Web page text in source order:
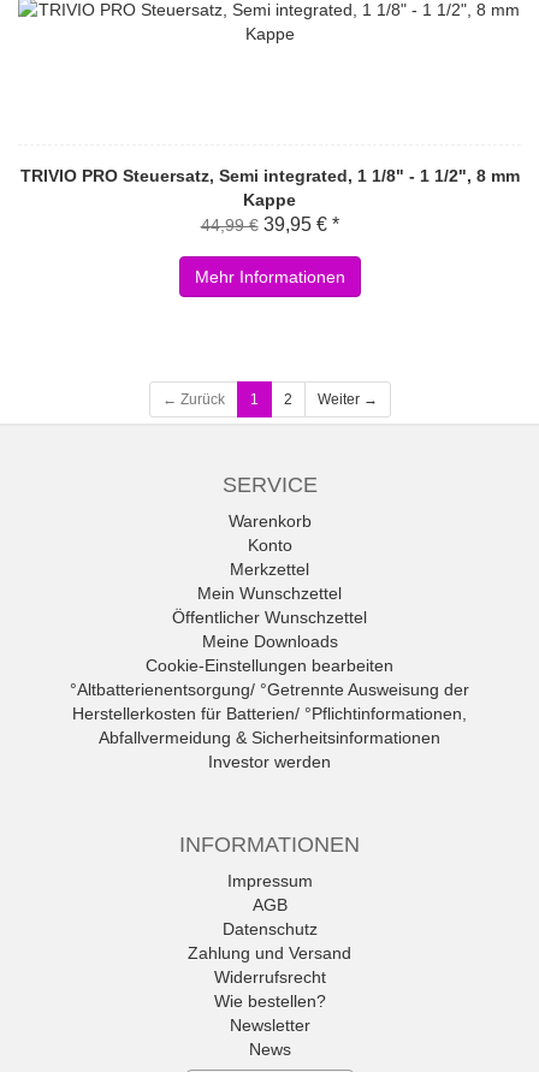
TRIVIO PRO Steuersatz, Semi integrated, 1 1/8" - 1 1/2", 8 mm
Kappe
44,99 € 39,95 € *
Mehr Informationen
← Zurück 1 2 Weiter →
SERVICE
Warenkorb
Konto
Merkzettel
Mein Wunschzettel
Öffentlicher Wunschzettel
Meine Downloads
Cookie-Einstellungen bearbeiten
°Altbatterienentsorgung/ °Getrennte Ausweisung der
Herstellerkosten für Batterien/ °Pflichtinformationen,
Abfallvermeidung & Sicherheitsinformationen
Investor werden
INFORMATIONEN
Impressum
AGB
Datenschutz
Zahlung und Versand
Widerrufsrecht
Wie bestellen?
Newsletter
News